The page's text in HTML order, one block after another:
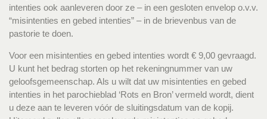
intenties ook aanleveren door ze – in een gesloten envelop o.v.v.
“misintenties en gebed intenties” – in de brievenbus van de
pastorie te doen.
Voor een misintenties en gebed intenties wordt € 9,00 gevraagd.
U kunt het bedrag storten op het rekeningnummer van uw
geloofsgemeenschap. Als u wilt dat uw misintenties en gebed
intenties in het parochieblad ‘Rots en Bron’ vermeld wordt, dient
u deze aan te leveren vóór de sluitingsdatum van de kopij.